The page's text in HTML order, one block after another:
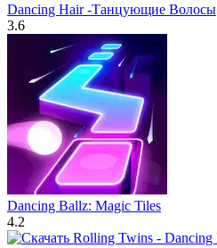
Dancing Hair -Танцующие Волосы
3.6
Dancing Ballz: Magic Tiles
4.2